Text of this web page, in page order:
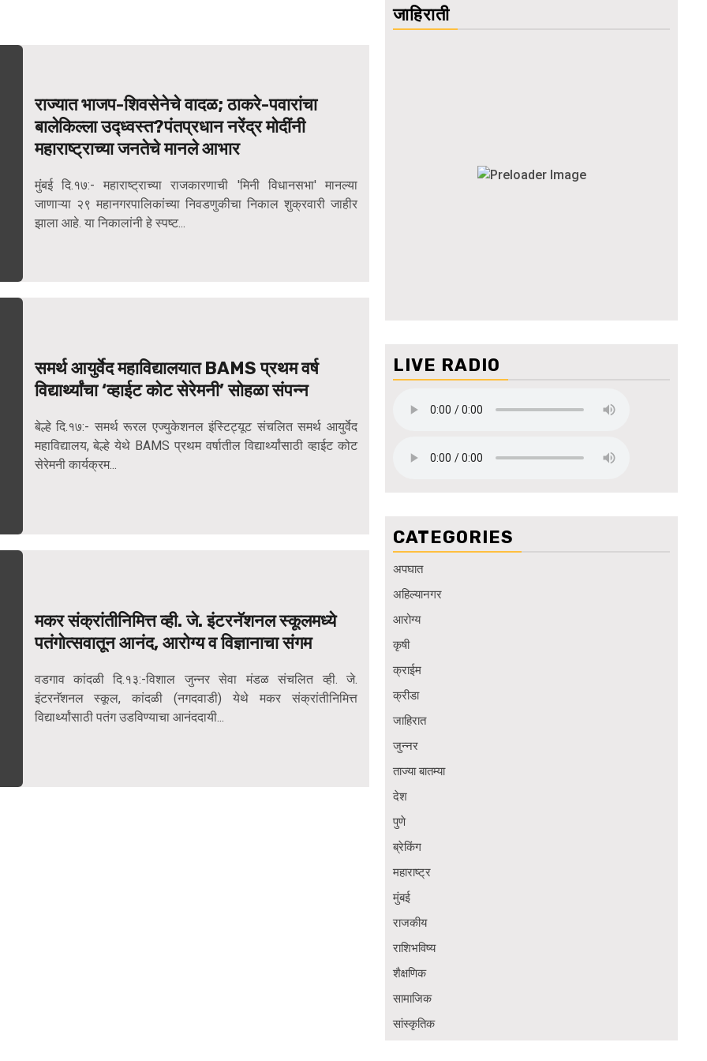
राज्यात भाजप-शिवसेनेचे वादळ; ठाकरे-पवारांचा
बालेकिल्ला उद्ध्वस्त?पंतप्रधान नरेंद्र मोदींनी
महाराष्ट्राच्या जनतेचे मानले आभार
मुंबई दि.१७:- महाराष्ट्राच्या राजकारणाची 'मिनी विधानसभा' मानल्या
जाणाऱ्या २९ महानगरपालिकांच्या निवडणुकीचा निकाल शुक्रवारी जाहीर
झाला आहे. या निकालांनी हे स्पष्ट...
समर्थ आयुर्वेद महाविद्यालयात BAMS प्रथम वर्ष
विद्यार्थ्यांचा ‘व्हाईट कोट सेरेमनी’ सोहळा संपन्न
बेल्हे दि.१७:- समर्थ रूरल एज्युकेशनल इंस्टिट्यूट संचलित समर्थ आयुर्वेद
महाविद्यालय, बेल्हे येथे BAMS प्रथम वर्षातील विद्यार्थ्यांसाठी व्हाईट कोट
सेरेमनी कार्यक्रम...
मकर संक्रांतीनिमित्त व्ही. जे. इंटरनॅशनल स्कूलमध्ये
पतंगोत्सवातून आनंद, आरोग्य व विज्ञानाचा संगम
वडगाव कांदळी दि.१३:-विशाल जुन्नर सेवा मंडळ संचलित व्ही. जे.
इंटरनॅशनल स्कूल, कांदळी (नगदवाडी) येथे मकर संक्रांतीनिमित्त
विद्यार्थ्यांसाठी पतंग उडविण्याचा आनंददायी...
जाहिराती
LIVE RADIO
CATEGORIES
अपघात
अहिल्यानगर
आरोग्य
कृषी
क्राईम
क्रीडा
जाहिरात
जुन्नर
ताज्या बातम्या
देश
पुणे
ब्रेकिंग
महाराष्ट्र
मुंबई
राजकीय
राशिभविष्य
शैक्षणिक
सामाजिक
सांस्कृतिक